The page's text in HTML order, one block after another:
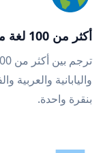
أكثر من 100 لغة مدعومة
واليابانية والعربية
بنقرة واحدة.